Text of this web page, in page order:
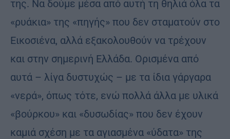
της. Να δούμε μέσα από αυτή τη θηλιά όλα τα
«ρυάκια» της «πηγής» που δεν σταματούν στο
Εικοσιένα, αλλά εξακολουθούν να τρέχουν
και στην σημερινή Ελλάδα. Ορισμένα από
αυτά – λίγα δυστυχώς – με τα ίδια γάργαρα
«νερά», όπως τότε, ενώ πολλά άλλα με υλικά
«βούρκου» και «δυσωδίας» που δεν έχουν
καμιά σχέση με τα αγιασμένα «ύδατα» της